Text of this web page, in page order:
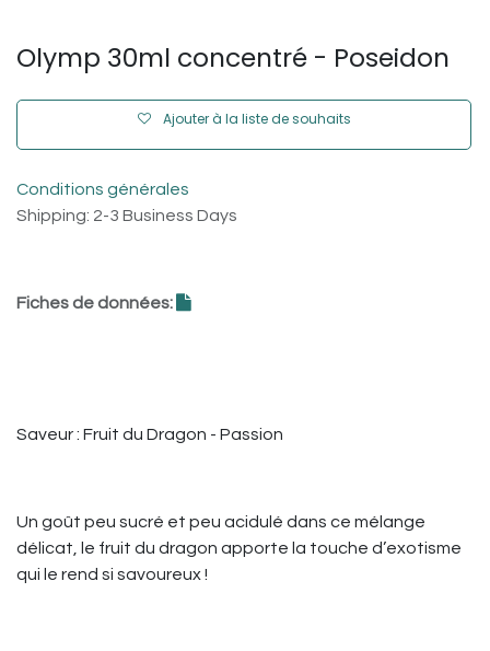
Olymp 30ml concentré - Poseidon
Ajouter à la liste de souhaits
Conditions générales
Shipping: 2-3 Business Days
Fiches de données:
Saveur : Fruit du Dragon - Passion
Un goût peu sucré et peu acidulé dans ce mélange
délicat, le fruit du dragon apporte la touche d’exotisme
qui le rend si savoureux !